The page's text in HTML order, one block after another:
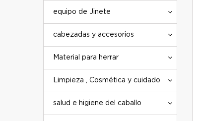
equipo de Jinete
cabezadas y accesorios
Material para herrar
Limpieza , Cosmética y cuidado
salud e higiene del caballo